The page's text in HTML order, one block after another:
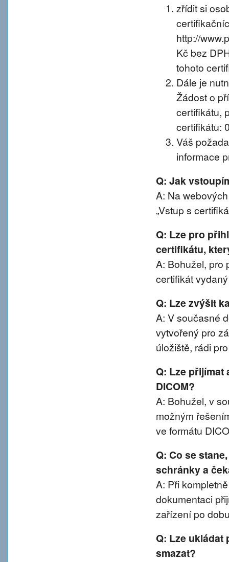
zřídit si
http://
Kč bez
tohoto
Dále je
Žádost o
certifikátu,
certifikátu:
Váš
informace
Q: Jak
A: Na
„Vstup s
Q: Lze pro
certifikátu,
A: Bohužel, pro
certifikát
Q: Lze zvýšit
A: V současné
vytvořený pro
úložiště, rádi
Q: Lze přijímat
DICOM?
A: Bohužel, v
možným
ve formátu
Q: Co se
schránky a
A: Při
dokumentaci
zařízení po
Q: Lze
smazat?